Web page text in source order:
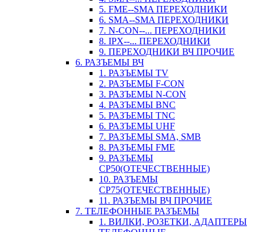
5. FME--SMA ПЕРЕХОДНИКИ
6. SMA--SMA ПЕРЕХОДНИКИ
7. N-CON--... ПЕРЕХОДНИКИ
8. IPX--... ПЕРЕХОДНИКИ
9. ПЕРЕХОДНИКИ ВЧ ПРОЧИЕ
6. РАЗЪЕМЫ ВЧ
1. РАЗЪЕМЫ TV
2. РАЗЪЕМЫ F-CON
3. РАЗЪЕМЫ N-CON
4. РАЗЪЕМЫ BNC
5. РАЗЪЕМЫ TNC
6. РАЗЪЕМЫ UHF
7. РАЗЪЕМЫ SMA, SMB
8. РАЗЪЕМЫ FME
9. РАЗЪЕМЫ
СР50(ОТЕЧЕСТВЕННЫЕ)
10. РАЗЪЕМЫ
СР75(ОТЕЧЕСТВЕННЫЕ)
11. РАЗЪЕМЫ ВЧ ПРОЧИЕ
7. ТЕЛЕФОННЫЕ РАЗЪЕМЫ
1. ВИЛКИ, РОЗЕТКИ, АДАПТЕРЫ